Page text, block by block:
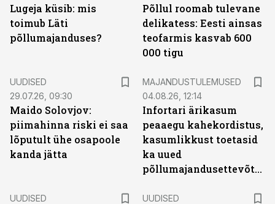
Lugeja küsib: mis
toimub Läti
põllumajanduses?
Põllul roomab tulevane
delikatess: Eesti ainsas
teofarmis kasvab 600
000 tigu
UUDISED
29.07.26, 09:30
Maido Solovjov:
piimahinna riski ei saa
lõputult ühe osapoole
kanda jätta
MAJANDUSTULEMUSED
04.08.26, 12:14
Infortari ärikasum
peaaegu kahekordistus,
kasumlikkust toetasid
ka uued
põllumajandusettevõtted
UUDISED
UUDISED